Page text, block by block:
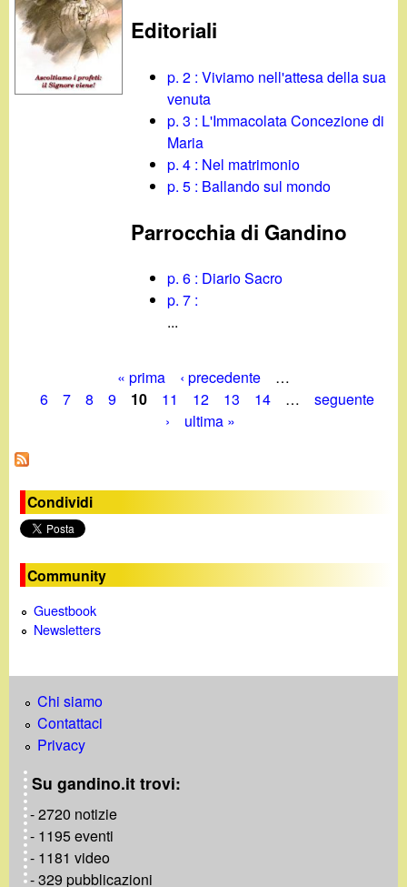
Editoriali
p. 2 : Viviamo nell'attesa della sua
venuta
p. 3 : L'Immacolata Concezione di
Maria
p. 4 : Nel matrimonio
p. 5 : Ballando sul mondo
Parrocchia di Gandino
p. 6 : Diario Sacro
p. 7 :
...
g
i
n
e
« prima ‹ precedente
…
6
7 8 9 10 11 12 13 14 …
seguente
›
ultima »
Condividi
Community
Guestbook
Newsletters
Chi siamo
Contattaci
Privacy
Su gandino.it trovi:
- 2720 notizie
- 1195 eventi
- 1181 video
- 329 pubblicazioni